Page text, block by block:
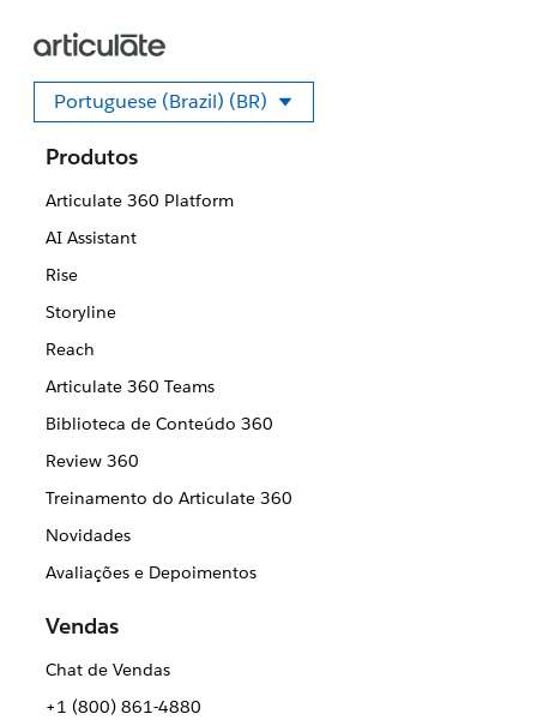
Portuguese (Brazil) (BR)
Selecione seu idioma
Produtos
Articulate 360 Platform
AI Assistant
Rise
Storyline
Reach
Articulate 360 Teams
Biblioteca de Conteúdo 360
Review 360
Treinamento do Articulate 360
Novidades
Avaliações e Depoimentos
Vendas
Chat de Vendas
+1 (800) 861-4880